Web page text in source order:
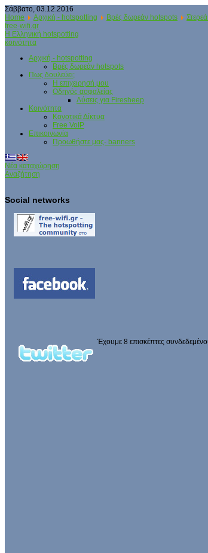
Σάββατο, 03.12.2016
Home
Αρχική - hotspotting Βρές δωρεάν hotspots
free-wifi.gr
Η Ελληνική hotspotting
κοινότητα
Αρχική - hotspotting
Βρές δωρεάν hotspots
Πως δουλεύει;
Η επιχειρησή μου
Οδηγός ασφαλείας
Λύσεις για Firesheep
Κοινότητα
Κονοτικά Δίκτυα
Free VoIP
Επικοινωνία
Προωθήστε μας- banners
Νέα καταχώρηση
Αναζήτηση
Social networks
Έχουμε 8 επισκέπτες